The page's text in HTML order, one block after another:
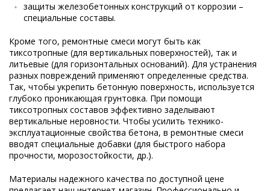
защиты железобетонных конструкций от коррозии –
специальные составы.
Кроме того, ремонтные смеси могут быть как
тиксотропные (для вертикальных поверхностей), так и
литьевые (для горизонтальных оснований). Для устранения
разных повреждений применяют определенные средства.
Так, чтобы укрепить бетонную поверхность, используется
глубоко проникающая грунтовка. При помощи
тиксотропных составов эффективно заделывают
вертикальные неровности. Чтобы усилить технико-
эксплуатационные свойства бетона, в ремонтные смеси
вводят специальные добавки (для быстрого набора
прочности, морозостойкости, др.).
Материалы надежного качества по доступной цене